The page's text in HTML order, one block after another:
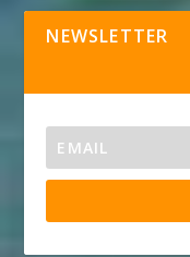
NEWSLETTER